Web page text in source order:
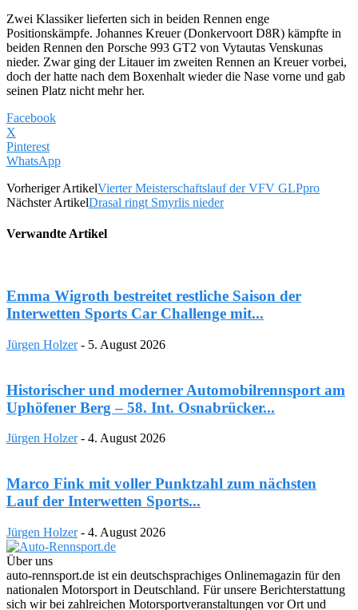
Zwei Klassiker lieferten sich in beiden Rennen enge
Positionskämpfe. Johannes Kreuer (Donkervoort D8R) kämpfte in
beiden Rennen den Porsche 993 GT2 von Vytautas Venskunas
nieder. Zwar ging der Litauer im zweiten Rennen an Kreuer vorbei,
doch der hatte nach dem Boxenhalt wieder die Nase vorne und gab
seinen Platz nicht mehr her.
Facebook
X
Pinterest
WhatsApp
Vorheriger ArtikelVierter Meisterschaftslauf der VFV GLPpro
Nächster ArtikelDrasal ringt Smyrlis nieder
Verwandte Artikel
Emma Wigroth bestreitet restliche Saison der
Interwetten Sports Car Challenge mit...
Jürgen Holzer - 5. August 2026
Historischer und moderner Automobilrennsport am
Uphöfener Berg – 58. Int. Osnabrücker...
Jürgen Holzer - 4. August 2026
Marco Fink mit voller Punktzahl zum nächsten
Lauf der Interwetten Sports...
Jürgen Holzer - 4. August 2026
Über uns
auto-rennsport.de ist ein deutschsprachiges Onlinemagazin für den
nationalen Motorsport in Deutschland. Für unsere Berichterstattung
sich wir bei zahlreichen Motorsportveranstaltungen vor Ort und